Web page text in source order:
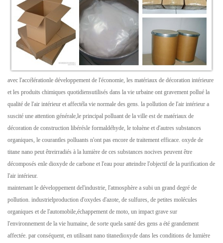
avec l'accélérationle développement de l'économie, les matériaux de décoration intérieure
et les produits chimiques quotidiensutilisés dans la vie urbaine ont gravement pollué la
qualité de l'air intérieur et affectéla vie normale des gens. la pollution de l'air intérieur a
suscité une attention générale,le principal polluant de la ville est de matériaux de
décoration de construction libérésle formaldéhyde, le toluène et d'autres substances
organiques, le courantles polluants n'ont pas encore de traitement efficace. oxyde de
titane nano peut êtreirradiés à la lumière de ces substances nocives peuvent être
décomposés enle dioxyde de carbone et l'eau pour atteindre l'objectif de la purification de
l'air intérieur.
maintenant le développement del'industrie, l'atmosphère a subi un grand degré de
pollution. industrielproduction d'oxydes d'azote, de sulfures, de petites molécules
organiques et de l'automobile,échappement de moto, un impact grave sur
l'environnement de la vie humaine, de sorte quela santé des gens a été grandement
affectée. par conséquent, en utilisant nano titanedioxyde dans les conditions de lumière